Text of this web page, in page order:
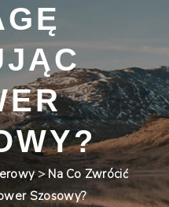
>Na Co Zwrócić
Szosowy?